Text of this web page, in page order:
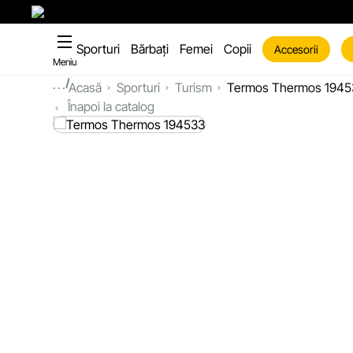
Meniu
Sporturi Bărbați Femei Copii Accesorii
...Acasă Sporturi Turism
Termos Thermos
Înapoi la catalog